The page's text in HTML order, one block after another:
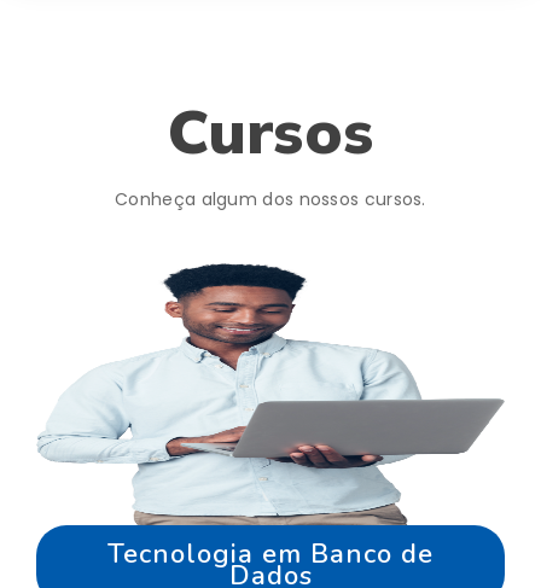
Cursos
Conheça algum dos nossos cursos.
Tecnologia em Banco de
Dados